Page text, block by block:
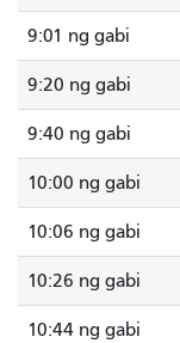
9:01 ng gabi
9:20 ng gabi
9:40 ng gabi
10:00 ng gabi
10:06 ng gabi
10:26 ng gabi
10:44 ng gabi